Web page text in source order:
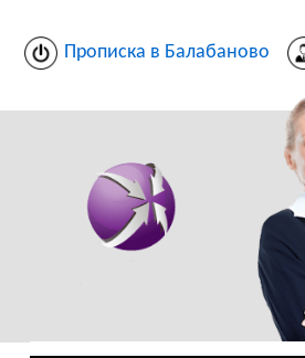
Прописка в Балабаново